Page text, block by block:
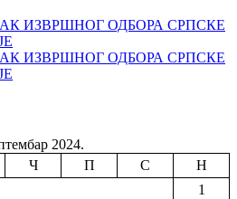
ИЗВРШНОГ ОДБОРА СРПСКЕ
ИЗВРШНОГ ОДБОРА СРПСКЕ
2024.
Ч П С
Н
1